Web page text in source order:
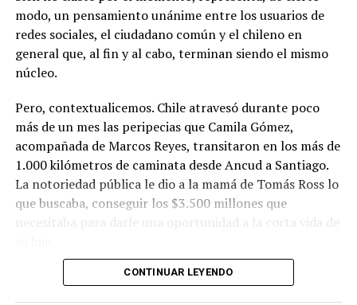
modo, un pensamiento unánime entre los usuarios de
redes sociales, el ciudadano común y el chileno en
general que, al fin y al cabo, terminan siendo el mismo
núcleo.
Pero, contextualicemos. Chile atravesó durante poco
más de un mes las peripecias que Camila Gómez,
acompañada de Marcos Reyes, transitaron en los más de
1.000 kilómetros de caminata desde Ancud a Santiago.
La notoriedad pública le dio a la mamá de Tomás Ross lo
que buscaba, conseguir los $3.500 millones que
necesitaba para darle una oportunidad a la corta vida de
La solidaridad y empatía de los chilenos en cada paso
CONTINUAR LEYENDO